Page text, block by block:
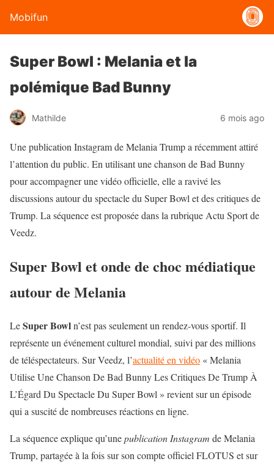
Mobifun
Super Bowl : Melania et la
polémique Bad Bunny
Mathilde 6 mois ago
Une publication Instagram de Melania Trump a récemment attiré
l’attention du public. En utilisant une chanson de Bad Bunny
pour accompagner une vidéo officielle, elle a ravivé les
discussions autour du spectacle du Super Bowl et des critiques de
Trump. La séquence est proposée dans la rubrique Actu Sport de
Veedz.
Super Bowl et onde de choc médiatique
autour de Melania
LeSuper Bowln’est pas seulement un rendez-vous sportif. Il
représente un événement culturel mondial, suivi par des millions
de téléspectateurs. Sur Veedz, l’actualité en vidéo « Melania
Utilise Une Chanson De Bad Bunny Les Critiques De Trump À
L’Égard Du Spectacle Du Super Bowl » revient sur un épisode
qui a suscité de nombreuses réactions en ligne.
La séquence explique qu’unepublication Instagram de Melania
Trump, partagée à la fois sur son compte officiel FLOTUS et sur